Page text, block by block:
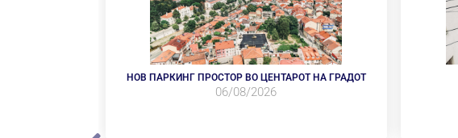
НОВ ПАРКИНГ ПРОСТОР ВО ЦЕНТАРОТ НА ГРАДОТ
06/08/2026